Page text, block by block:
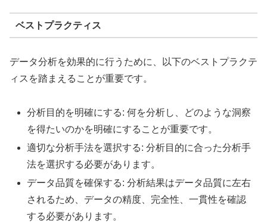
ベストプラクティス
データ分析を効果的に行うために、以下のベストプラクテ
ィスを踏まえることが重要です。
分析目的を明確にする: 何を分析し、どのような洞察
を得たいのかを明確にすることが重要です。
適切な分析手法を選択する: 分析目的に合った分析手
法を選択する必要があります。
データ品質を確保する: 分析結果はデータ品質に左右
されるため、データの精度、完全性、一貫性を確認
する必要があります。